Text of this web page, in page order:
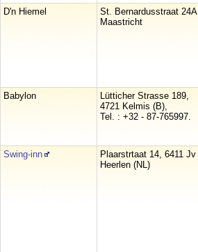
D'n Hiemel
St. Bernardusstraat 24A
Maastricht
Babylon
Lütticher Strasse 189,
4721 Kelmis (B),
Tel. : +32 - 87-765997.
Swing-inn
Plaarstrtaat 14, 6411 Jv
Heerlen (NL)